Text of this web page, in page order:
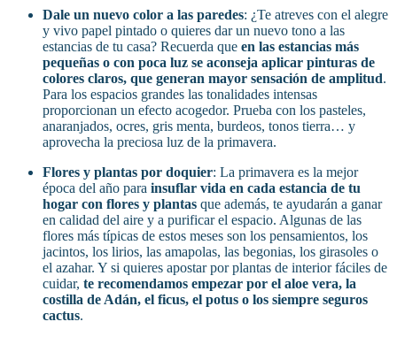
Dale un nuevo color a las paredes: ¿Te atreves con el alegre
y vivo papel pintado o quieres dar un nuevo tono a las
estancias de tu casa? Recuerda que en las estancias más
pequeñas o con poca luz se aconseja aplicar pinturas de
colores claros, que generan mayor sensación de amplitud.
Para los espacios grandes las tonalidades intensas
proporcionan un efecto acogedor. Prueba con los pasteles,
anaranjados, ocres, gris menta, burdeos, tonos tierra… y
aprovecha la preciosa luz de la primavera.
Flores y plantas por doquier: La primavera es la mejor
época del año para insuflar vida en cada estancia de tu
hogar con flores y plantas que además, te ayudarán a ganar
en calidad del aire y a purificar el espacio. Algunas de las
flores más típicas de estos meses son los pensamientos, los
jacintos, los lirios, las amapolas, las begonias, los girasoles o
el azahar. Y si quieres apostar por plantas de interior fáciles de
cuidar, te recomendamos empezar por el aloe vera, la
costilla de Adán, el ficus, el potus o los siempre seguros
cactus.